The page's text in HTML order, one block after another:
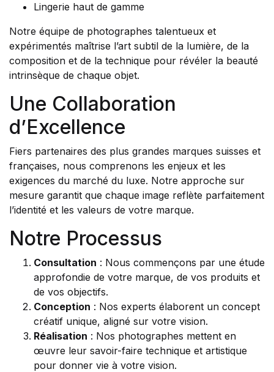
Lingerie haut de gamme
Notre équipe de photographes talentueux et
expérimentés maîtrise l’art subtil de la lumière, de la
composition et de la technique pour révéler la beauté
intrinsèque de chaque objet.
Une Collaboration
d’Excellence
Fiers partenaires des plus grandes marques suisses et
françaises, nous comprenons les enjeux et les
exigences du marché du luxe. Notre approche sur
mesure garantit que chaque image reflète parfaitement
l’identité et les valeurs de votre marque.
Notre Processus
Consultation : Nous commençons par une étude
approfondie de votre marque, de vos produits et
de vos objectifs.
Conception : Nos experts élaborent un concept
créatif unique, aligné sur votre vision.
Réalisation : Nos photographes mettent en
œuvre leur savoir-faire technique et artistique
pour donner vie à votre vision.